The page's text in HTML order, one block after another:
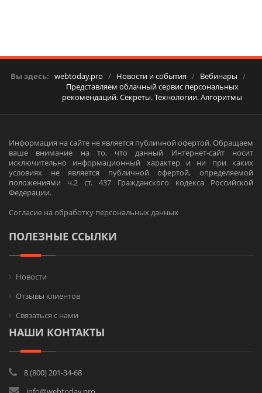
Вы здесь: webtoday.pro / Новости и события / Вебинары /
Представляем облачный сервис персональных
рекомендаций. Секреты. Технологии. Алгоритмы
Информация на сайте не является публичной офертой. Обращаем
ваше внимание на то, что данный Интернет-сайт носит
исключительно информационный характер и ни при каких
условиях не является публичной офертой, определяемой
положениями ч.2 ст. 437 Гражданского кодекса Российской
Федерации.
Согласие на обработку персональных данных
ПОЛЕЗНЫЕ ССЫЛКИ
Новости
Отзывы клиентов
Связаться с нами
НАШИ КОНТАКТЫ
8 (800) 201-34-68